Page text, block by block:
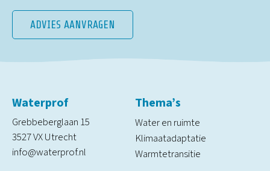
ADVIES AANVRAGEN
Waterprof
Grebbeberglaan 15
3527 VX Utrecht
info@waterprof.nl
Thema’s
Water en ruimte
Klimaatadaptatie
Warmtetransitie